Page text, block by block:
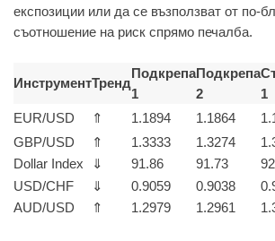
експозиции или да се възползват от по-
съотношение на риск спрямо печалба.
ИнструментТренд
Подкрепа
1
Подкрепа
2
1
EUR/USD
⇑ 1.1894 1.1864
GBP/USD
⇑ 1.3333 1.3274
Dollar Index
⇓ 91.86 91.73
USD/CHF
⇓ 0.9059 0.9038
AUD/USD
⇑ 1.2979 1.2961